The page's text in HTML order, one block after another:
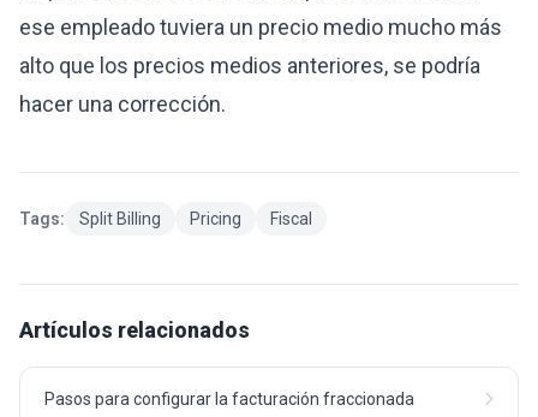
ese empleado tuviera un precio medio mucho más
alto que los precios medios anteriores, se podría
hacer una corrección.
Tags: Split Billing Pricing Fiscal
Artículos relacionados
Pasos para configurar la facturación fraccionada